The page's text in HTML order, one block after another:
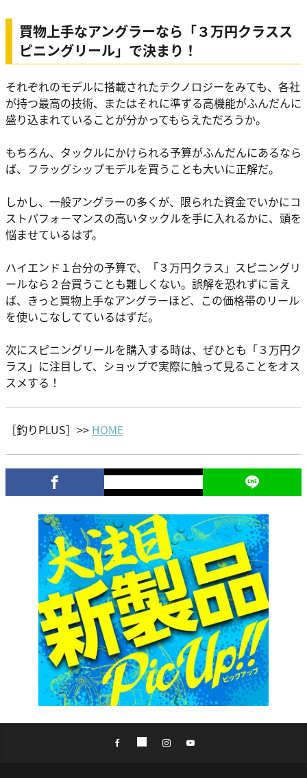
買物上手なアングラーなら「３万円クラスス
ピニングリール」で決まり！
それぞれのモデルに搭載されたテクノロジーをみても、各社
が持つ最高の技術、またはそれに準ずる高機能がふんだんに
盛り込まれていることが分かってもらえただろうか。
もちろん、タックルにかけられる予算がふんだんにあるなら
ば、フラッグシップモデルを買うことも大いに正解だ。
しかし、一般アングラーの多くが、限られた資金でいかにコ
ストパフォーマンスの高いタックルを手に入れるかに、頭を
悩ませているはず。
ハイエンド１台分の予算で、「３万円クラス」スピニングリ
ールなら ２台買う ことも難しくない。誤解を恐れずに言え
ば、きっと買物上手なアングラーほど、この価格帯のリール
を使いこなしてているはずだ。
次にスピニングリールを購入する時は、ぜひとも「３万円ク
ラス」に注目して、ショップで実際に触って見ることをオス
スメする！
［釣りPLUS］>> HOME